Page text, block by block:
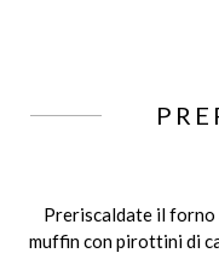
Preriscaldate il forno
muffin con pirottini di